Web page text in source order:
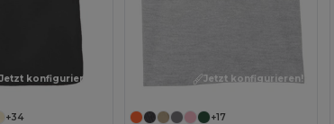
konfigurieren!
+34
Jetzt konfigurieren!
+17